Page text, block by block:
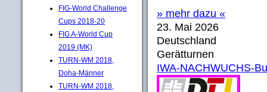
FIG-World Challenge
Cups 2018-20
FIG A-World Cup
2019 (MK)
TURN-WM 2018,
Doha-Männer
TURN-WM 2018,
» mehr dazu «
23. Mai 2026
Deutschland
Gerätturnen
IWA-NACHWUCHS-